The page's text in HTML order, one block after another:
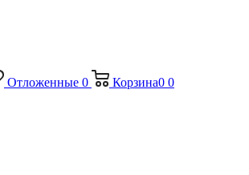
Отложенные 0 Корзина0 0